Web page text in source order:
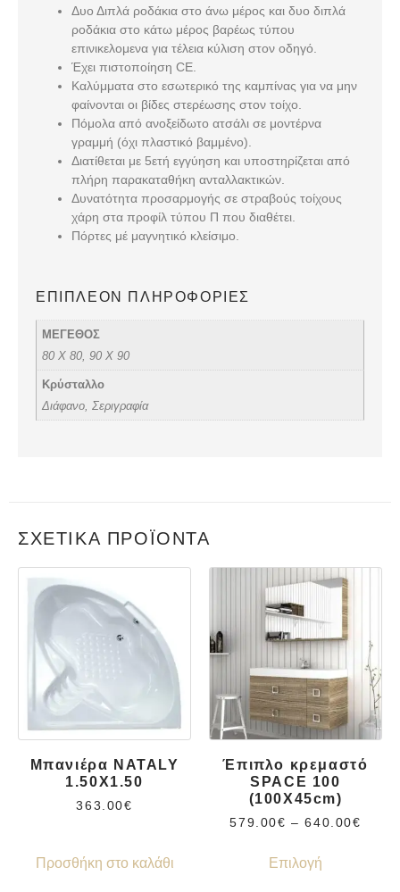
Δυο Διπλά ροδάκια στο άνω μέρος και δυο διπλά
ροδάκια στο κάτω μέρος βαρέως τύπου
επινικελομενα για τέλεια κύλιση στον οδηγό.
Έχει πιστοποίηση CE.
Καλύμματα στο εσωτερικό της καμπίνας για να μην
φαίνονται οι βίδες στερέωσης στον τοίχο.
Πόμολα από ανοξείδωτο ατσάλι σε μοντέρνα
γραμμή (όχι πλαστικό βαμμένο).
Διατίθεται με 5ετή εγγύηση και υποστηρίζεται από
πλήρη παρακαταθήκη ανταλλακτικών.
Δυνατότητα προσαρμογής σε στραβούς τοίχους
χάρη στα προφίλ τύπου Π που διαθέτει.
Πόρτες μέ μαγνητικό κλείσιμο.
ΕΠΙΠΛΈΟΝ ΠΛΗΡΟΦΟΡΊΕΣ
ΜΕΓΕΘΟΣ
80 Χ 80, 90 Χ 90
Κρύσταλλο
Διάφανο, Σεριγραφία
ΣΧΕΤΙΚΆ ΠΡΟΪΌΝΤΑ
Μπανιέρα NATALY
1.50X1.50
363.00€
Προσθήκη στο καλάθι
Έπιπλο κρεμαστό
SPACE 100
(100X45cm)
579.00€ – 640.00€
Επιλογή